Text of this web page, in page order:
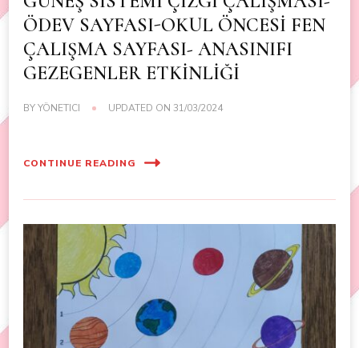
ÖDEV SAYFASI-OKUL ÖNCESİ FEN
ÇALIŞMA SAYFASI- ANASINIFI
GEZEGENLER ETKİNLİĞİ
BYYÖNETICI UPDATED ON 31/03/2024
CONTINUE READING